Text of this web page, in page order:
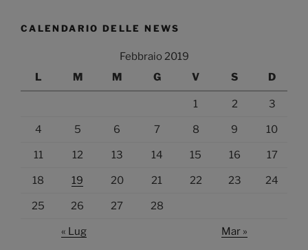
CALENDARIO DELLE NEWS
Febbraio 2019
L
M M G V S D
1 2 3
4 5 6 7 8 9 10
11 12 13 14 15 16 17
18 19 20 21 22 23 24
25 26 27 28
« Lug Mar »